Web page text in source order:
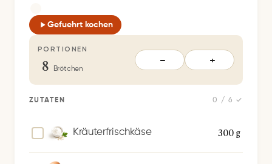
e
r
p
e
c
Gefuehrt kochen
PORTIONEN
8 Brötchen
− +
ZUTATEN 0 / 6 ✓
300 g
Kräuterfrischkäse